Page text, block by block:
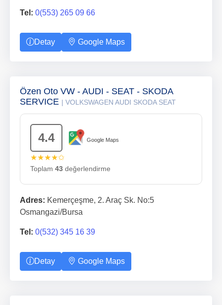
Tel: 0(553) 265 09 66
Detay Google Maps
Özen Oto VW - AUDI - SEAT - SKODA
SERVICE | VOLKSWAGEN AUDI SKODA SEAT
4.4 Google Maps
★★★★✩
Toplam 43 değerlendirme
Adres: Kemerçeşme, 2. Araç Sk. No:5
Osmangazi/Bursa
Tel: 0(532) 345 16 39
Detay Google Maps